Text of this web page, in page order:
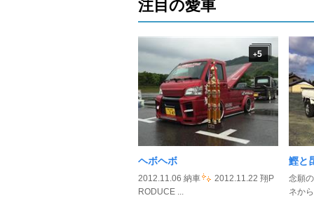
注目の愛車
+5
ヘボヘボ
2012.11.06 納車
2012.11.22 翔P
RODUCE ...
鰹と
念願
ネか